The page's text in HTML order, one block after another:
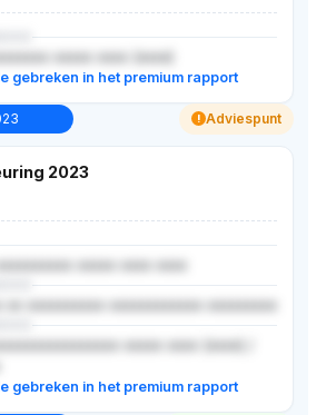
xxxxx xxxx (xxxx)
gebreken in het premium rapport
! Adviespunt
2023
xxxxx xxxx xxxx
xx xxxxxxxxxx xxxxxxxxxxxx xxxxxxxxx
xxxxx xxxx (xxxx) /
gebreken in het premium rapport